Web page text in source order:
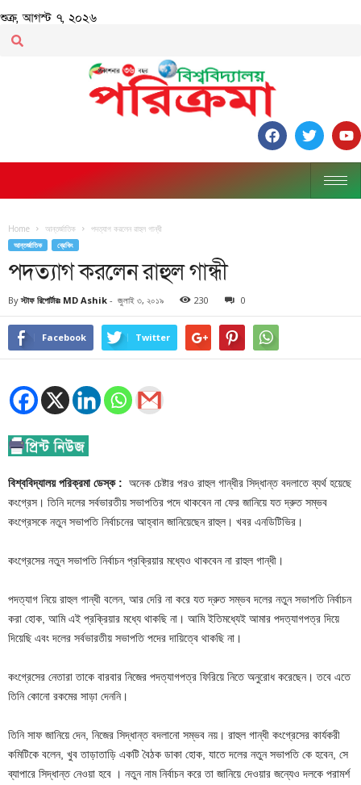
শুক্র, আগস্ট ৭, ২০২৬
Home আন্তর্জাতিক পদত্যাগ করলেন রাহুল গান্ধী
আন্তর্জাতিক ব্রেকিং
পদত্যাগ করলেন রাহুল গান্ধী
By স্টাফ রিপোর্টারঃ MD Ashik - জুলাই ৩, ২০১৯ 230 0
Facebook Twitter
বিশ্ববিদ্যালয় পরিক্রমা ডেস্ক : অনেক চেষ্টার পরও রাহুল গান্ধীর সিদ্ধান্ত বদলাতে ব্যর্থ হয়েছে
কংগ্রেস। তিনি দলের সর্বভারতীয় সভাপতির পদে থাকবেন না ফের জানিয়ে যত দ্রুত সম্ভব
কংগ্রেসকে নতুন সভাপতি নির্বাচনের আহ্বান জানিয়েছেন রাহুল। খবর এনডিটিভির।
কংগ্রেসের নতুন সভাপতি নির্বাচন প্রক্রিয়ার মধ্যেও থাকবেন না রাহুল গান্ধী।
পদত্যাগ নিয়ে রাহুল গান্ধী বলেন, আর দেরি না করে যত দ্রুত সম্ভব দলের নতুন সভাপতি নির্বাচন
করা হোক, আমি এই প্রক্রিয়ার মধ্যে থাকছি না। আমি ইতিমধ্যেই আমার পদত্যাগপত্র দিয়ে
দিয়েছি এবং দলের সর্বভারতীয় সভাপতি পদের দায়িত্বে থাকছি না।
কংগ্রেসের নেতারা তাকে বারবার নিজের পদত্যাগপত্র ফিরিয়ে নিতে অনুরোধ করেছেন। তবে এতে
তিনি কোনো রকমের সাড়া দেননি।
তিনি সাফ জানিয়ে দেন, নিজের সিদ্ধান্ত বদলানো সম্ভব নয়। রাহুল গান্ধী কংগ্রেসের কার্যকরী
কমিটিকে বলেন, খুব তাড়াতাড়ি একটি বৈঠক ডাকা হোক, যাতে দলের নতুন সভাপতি কে হবেন, সে
ব্যাপারে সিদ্ধান্ত নেওয়া হবে । নতুন নাম নির্বাচন করে তা জানিয়ে দেওয়ার জন্যেও দলকে পরামর্শ